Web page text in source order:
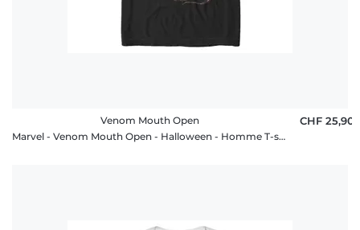
Venom Mouth Open
Marvel - Venom Mouth Open - Halloween - Homme T-shirt
CHF 25,90